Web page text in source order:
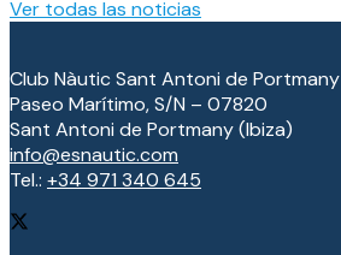
Ver todas las noticias
Club Nàutic Sant Antoni de Portmany
Paseo Marítimo, S/N – 07820
Sant Antoni de Portmany (Ibiza)
info@esnautic.com
Tel.: +34 971 340 645